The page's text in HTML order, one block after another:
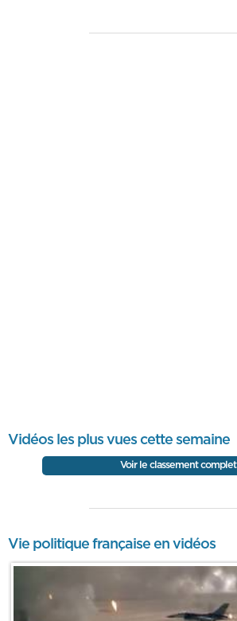
Vidéos les plus vues cette semaine
Voir le classement complet
Vie politique française en vidéos